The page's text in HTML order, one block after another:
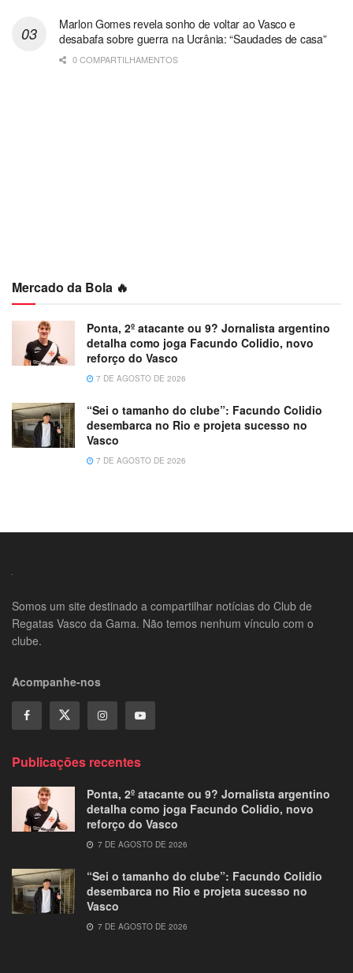
Marlon Gomes revela sonho de voltar ao Vasco e
desabafa sobre guerra na Ucrânia: “Saudades de casa”
0 COMPARTILHAMENTOS
Mercado da Bola 🔥
Ponta, 2º atacante ou 9? Jornalista argentino
detalha como joga Facundo Colidio, novo
reforço do Vasco
7 DE AGOSTO DE 2026
“Sei o tamanho do clube”: Facundo Colidio
desembarca no Rio e projeta sucesso no
Vasco
7 DE AGOSTO DE 2026
Somos um site destinado a compartilhar notícias do Club de
Regatas Vasco da Gama. Não temos nenhum vínculo com o
clube.
Acompanhe-nos
Publicações recentes
Ponta, 2º atacante ou 9? Jornalista argentino
detalha como joga Facundo Colidio, novo
reforço do Vasco
7 DE AGOSTO DE 2026
“Sei o tamanho do clube”: Facundo Colidio
desembarca no Rio e projeta sucesso no
Vasco
7 DE AGOSTO DE 2026